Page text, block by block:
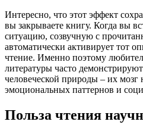
Интересно, что этот эффект
вы закрываете книгу. Когда вы
ситуацию, созвучную с
автоматически активирует тот
чтение. Именно поэтому
литературы часто
человеческой природы – их
эмоциональных паттернов и
Польза чтения